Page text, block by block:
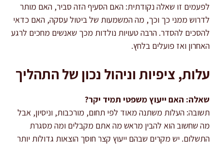
לפעמים זו שאלה נקודתית: האם הסעיף הזה סביר, האם מותר
לדרוש ממני כך וכך, מה המשמעות של ביטול עסקה, האם כדאי
להסכים להסדר. הרבה טעויות נולדות מכך שאנשים מחכים לרגע
האחרון ואז פועלים בלחץ.
עלות, ציפיות וניהול נכון של התהליך
שאלה: האם ייעוץ משפטי תמיד יקר?
תשובה: העלות משתנה מאוד לפי תחום, מורכבות, וניסיון, אבל
מה שחשוב הוא להבין מראש מה אתם מקבלים ומה מסגרת
התשלום. יש מקרים שבהם ייעוץ קצר חוסך הוצאות גדולות יותר